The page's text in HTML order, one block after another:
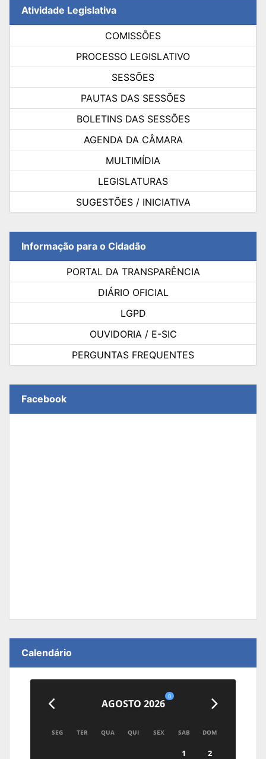
Atividade Legislativa
COMISSÕES
PROCESSO LEGISLATIVO
SESSÕES
PAUTAS DAS SESSÕES
BOLETINS DAS SESSÕES
AGENDA DA CÂMARA
MULTIMÍDIA
LEGISLATURAS
SUGESTÕES / INICIATIVA
Informação para o Cidadão
PORTAL DA TRANSPARÊNCIA
DIÁRIO OFICIAL
LGPD
OUVIDORIA / E-SIC
PERGUNTAS FREQUENTES
Facebook
Calendário
AGOSTO 2026
0
SEG TER QUA QUI SEX SAB DOM
1
2